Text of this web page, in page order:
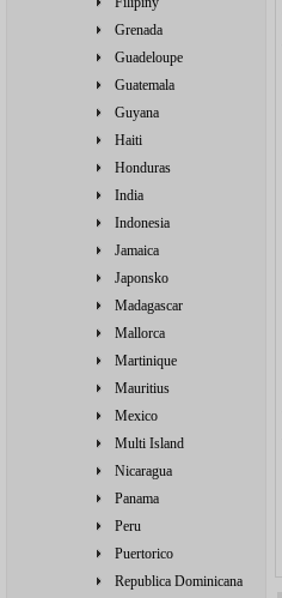
Grenada
Guadeloupe
Guatemala
Guyana
Haiti
Honduras
India
Indonesia
Jamaica
Japonsko
Madagascar
Mallorca
Martinique
Mauritius
Mexico
Multi Island
Nicaragua
Panama
Peru
Puertorico
Republica Dominicana